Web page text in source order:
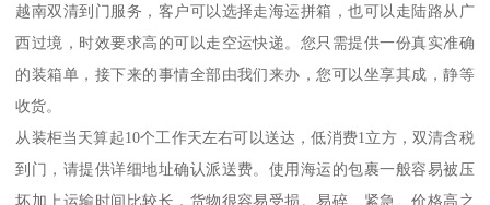
越南双清到门服务，客户可以选择走海运拼箱，也可以走陆路从广
西过境，时效要求高的可以走空运快递。您只需提供一份真实准确
的装箱单，接下来的事情全部由我们来办，您可以坐享其成，静等
收货。
从装柜当天算起10个工作天左右可以送达，低消费1立方，双清含税
到门，请提供详细地址确认派送费。使用海运的包裹一般容易被压
坏加上运输时间比较长，货物很容易受损。易碎、紧急、价格高之